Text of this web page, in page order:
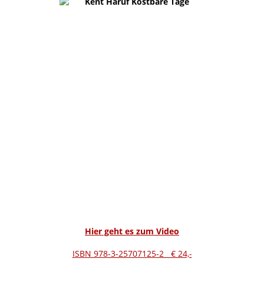
Hier geht es zum Video
ISBN 978-3-25707125-2 € 24,-